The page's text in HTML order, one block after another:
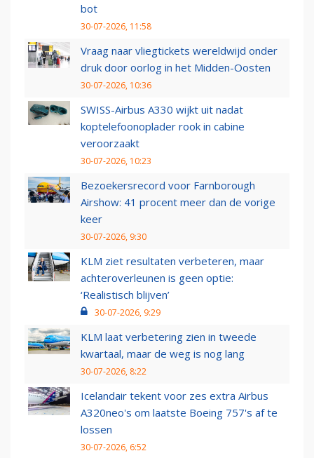
bot
30-07-2026, 11:58
Vraag naar vliegtickets wereldwijd onder
druk door oorlog in het Midden-Oosten
30-07-2026, 10:36
SWISS-Airbus A330 wijkt uit nadat
koptelefoonoplader rook in cabine
veroorzaakt
30-07-2026, 10:23
Bezoekersrecord voor Farnborough
Airshow: 41 procent meer dan de vorige
keer
30-07-2026, 9:30
KLM ziet resultaten verbeteren, maar
achteroverleunen is geen optie:
‘Realistisch blijven’
30-07-2026, 9:29
KLM laat verbetering zien in tweede
kwartaal, maar de weg is nog lang
30-07-2026, 8:22
Icelandair tekent voor zes extra Airbus
A320neo's om laatste Boeing 757's af te
lossen
30-07-2026, 6:52